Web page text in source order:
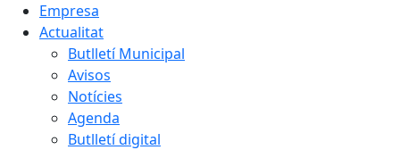
Empresa
Actualitat
Butlletí Municipal
Avisos
Notícies
Agenda
Butlletí digital